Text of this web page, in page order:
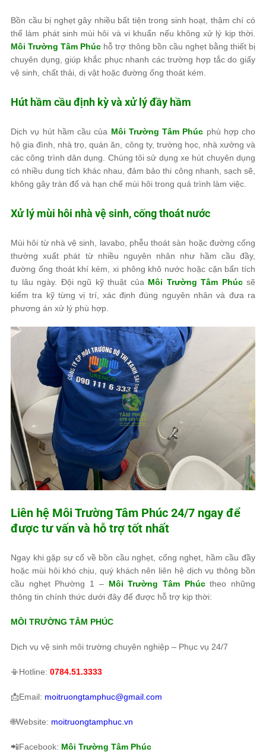
Bồn cầu bị nghẹt gây nhiều bất tiện trong sinh hoạt, thậm chí có
thể làm phát sinh mùi hôi và vi khuẩn nếu không xử lý kịp thời.
Môi Trường Tâm Phúc hỗ trợ thông bồn cầu nghẹt bằng thiết bị
chuyên dụng, giúp khắc phục nhanh các trường hợp tắc do giấy
vệ sinh, chất thải, dị vật hoặc đường ống thoát kém.
Hút hầm cầu định kỳ và xử lý đầy hầm
Dịch vụ hút hầm cầu của Môi Trường Tâm Phúc phù hợp cho
hộ gia đình, nhà trọ, quán ăn, công ty, trường học, nhà xưởng và
các công trình dân dụng. Chúng tôi sử dụng xe hút chuyên dụng
có nhiều dung tích khác nhau, đảm bảo thi công nhanh, sạch sẽ,
không gây tràn đổ và hạn chế mùi hôi trong quá trình làm việc.
Xử lý mùi hôi nhà vệ sinh, cống thoát nước
Mùi hôi từ nhà vệ sinh, lavabo, phễu thoát sàn hoặc đường cống
thường xuất phát từ nhiều nguyên nhân như hầm cầu đầy,
đường ống thoát khí kém, xi phông khô nước hoặc cặn bẩn tích
tụ lâu ngày. Đội ngũ kỹ thuật của Môi Trường Tâm Phúcsẽ
kiểm tra kỹ từng vị trí, xác định đúng nguyên nhân và đưa ra
phương án xử lý phù hợp.
Liên hệ Môi Trường Tâm Phúc 24/7 ngay để
được tư vấn và hỗ trợ tốt nhất
Ngay khi gặp sự cố về bồn cầu nghẹt, cống nghẹt, hầm cầu đầy
hoặc mùi hôi khó chịu, quý khách nên liên hệ dịch vụ thông bồn
cầu nghẹt Phường 1 – Môi Trường Tâm Phúctheo những
thông tin chính thức dưới đây để được hỗ trợ kịp thời:
MÔI TRƯỜNG TÂM PHÚC
Dịch vụ vệ sinh môi trường chuyên nghiệp – Phục vụ 24/7
📳Hotline: 0784.51.3333
📩Email: moitruongtamphuc@gmail.com
🌐Website: moitruongtamphuc.vn
📲Facebook: Môi Trường Tâm Phúc